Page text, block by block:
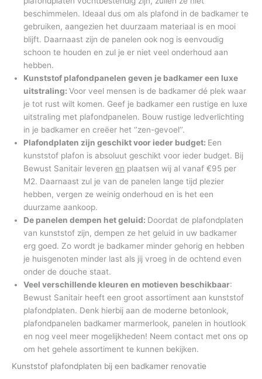
beschimmelen. Ideaal dus om als plafond in de badkamer te
gebruiken, aangezien het duurzaam materiaal is en mooi
blijft. Daarnaast zijn de panelen ook nog is eenvoudig
schoon te houden en zul je er niet veel onderhoud aan
hebben.
Kunststof plafondpanelen geven je badkamer een luxe
uitstraling: Voor veel mensen is de badkamer dé plek waar
je tot rust wilt komen. Geef je badkamer een rustige en luxe
uitstraling met plafondpanelen. Bouw rustige ledverlichting
in je badkamer en creëer het ‘’zen-gevoel’’.
Plafondplaten zijn geschikt voor ieder budget: Een
kunststof plafon is absoluut geschikt voor ieder budget. Bij
Bewust Sanitair leveren en plaatsen wij al vanaf €95 per
M2. Daarnaast zul je van de panelen lange tijd plezier
hebben, vergen ze weinig onderhoud en is het een
duurzame aankoop.
De panelen dempen het geluid: Doordat de plafondplaten
van kunststof zijn, dempen ze het geluid in uw badkamer
erg goed. Zo wordt je badkamer minder gehorig en hebben
je huisgenoten minder last als jij vroeg in de ochtend even
onder de douche staat.
Veel verschillende kleuren en motieven beschikbaar:
Bewust Sanitair heeft een groot assortiment aan kunststof
plafondplaten. Denk hierbij aan de moderne betonlook,
plafondpanelen badkamer marmerlook, panelen in houtlook
en nog veel meer mogelijkheden! Neem contact met ons op
om het gehele assortiment te kunnen bekijken.
Kunststof plafondplaten bij een badkamer renovatie